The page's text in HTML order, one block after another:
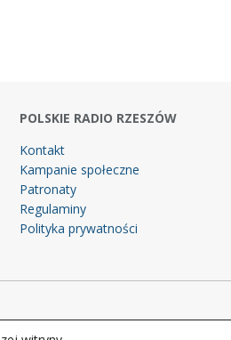
POLSKIE RADIO RZESZÓW
Kontakt
Kampanie społeczne
Patronaty
Regulaminy
Polityka prywatności